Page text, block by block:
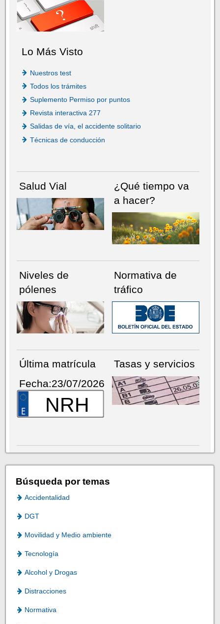
Lo Más Visto
Nuestros test
Todos los trámites
Suplemento Permiso por puntos
Revista interactiva 277
Salidas de vía, el accidente solitario
Técnicas de conducción
Salud Vial
¿Qué tiempo va
a hacer?
Niveles de
pólenes
Normativa de
tráfico
Última matrícula
Fecha:23/07/2026
NRH
Tasas y servicios
Búsqueda por temas
Accidentalidad
DGT
Movilidad y Medio ambiente
Tecnología
Alcohol y Drogas
Distracciones
Normativa